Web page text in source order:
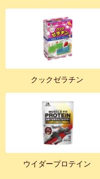
クックゼラチン
ウイダープロテイン